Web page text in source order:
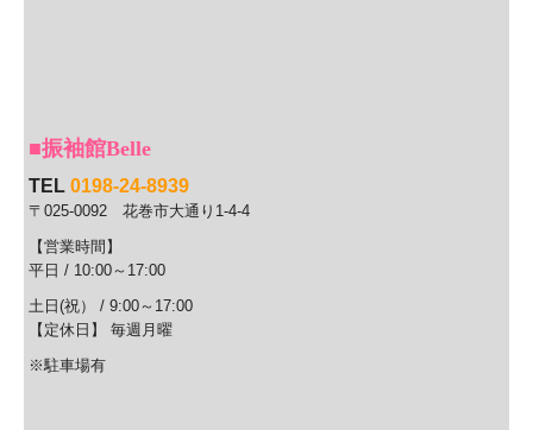
■振袖館Belle
TEL0198-24-8939
〒025-0092花巻市大通り1-4-4
【営業時間】
平日 / 10:00～17:00
土日(祝） / 9:00～17:00
【定休日】 毎週月曜
※駐車場有